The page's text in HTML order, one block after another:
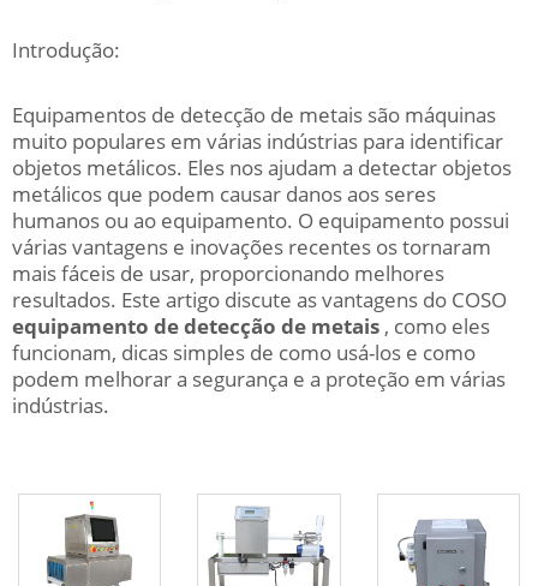
Introdução:
Equipamentos de detecção de metais são máquinas
muito populares em várias indústrias para identificar
objetos metálicos. Eles nos ajudam a detectar objetos
metálicos que podem causar danos aos seres
humanos ou ao equipamento. O equipamento possui
várias vantagens e inovações recentes os tornaram
mais fáceis de usar, proporcionando melhores
resultados. Este artigo discute as vantagens do COSO
equipamento de detecção de metais , como eles
funcionam, dicas simples de como usá-los e como
podem melhorar a segurança e a proteção em várias
indústrias.